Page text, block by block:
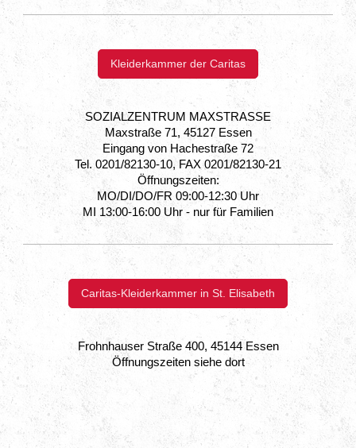
Kleiderkammer der Caritas
SOZIALZENTRUM MAXSTRASSE
Maxstraße 71, 45127 Essen
Eingang von Hachestraße 72
Tel. 0201/82130-10, FAX 0201/82130-21
Öffnungszeiten:
MO/DI/DO/FR 09:00-12:30 Uhr
MI 13:00-16:00 Uhr - nur für Familien
Caritas-Kleiderkammer in St. Elisabeth
Frohnhauser Straße 400, 45144 Essen
Öffnungszeiten siehe dort